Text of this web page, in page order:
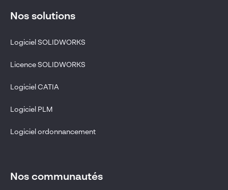
Nos solutions
Logiciel SOLIDWORKS
Licence SOLIDWORKS
Logiciel CATIA
Logiciel PLM
Logiciel ordonnancement
Nos communautés